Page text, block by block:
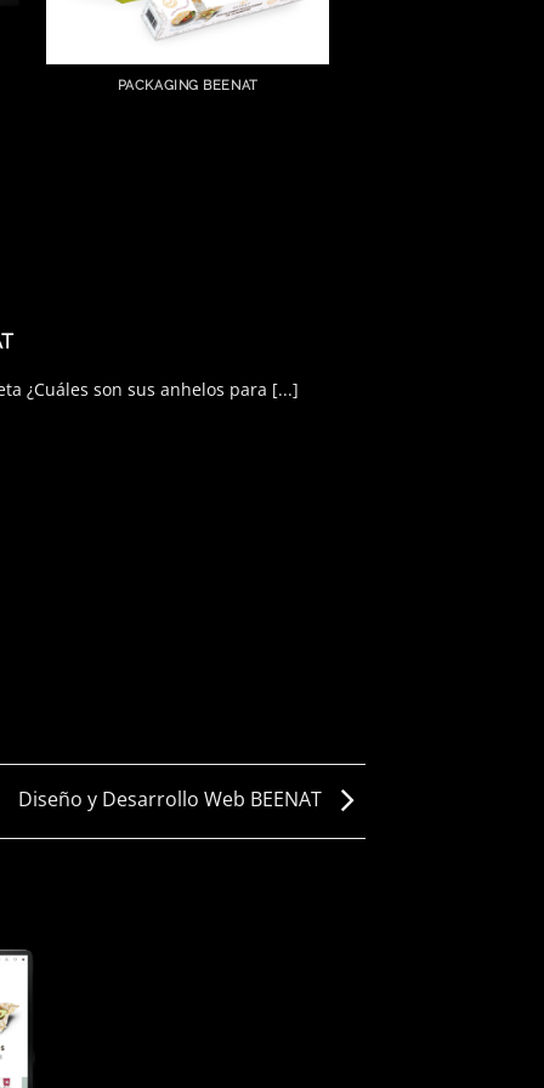
PACKAGING BEENAT
¿Cuáles son sus anhelos para [...]
Diseño y Desarrollo Web BEENAT